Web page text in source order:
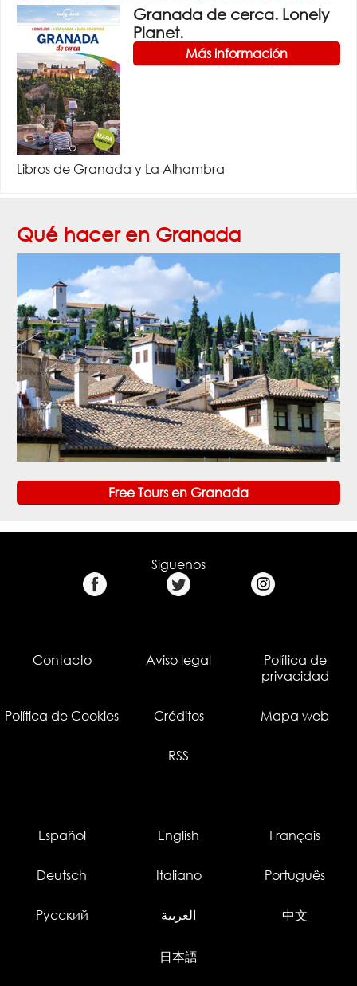
Granada de cerca. Lonely
Planet.
Más información
Libros de Granada y La Alhambra
Qué hacer en Granada
Free Tours en Granada
Síguenos
Contacto Aviso legal
Política de
privacidad
Política de Cookies Créditos Mapa web
RSS
Español English Français
Deutsch Italiano Português
Русский العربية 中文
日本語